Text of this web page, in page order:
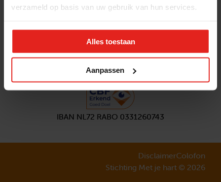
verzameld op basis van uw gebruik van hun services.
Alles toestaan
Aanpassen
IBAN NL72 RABO 0331260743
DisclaimerColofon
Stichting Met je hart © 2026